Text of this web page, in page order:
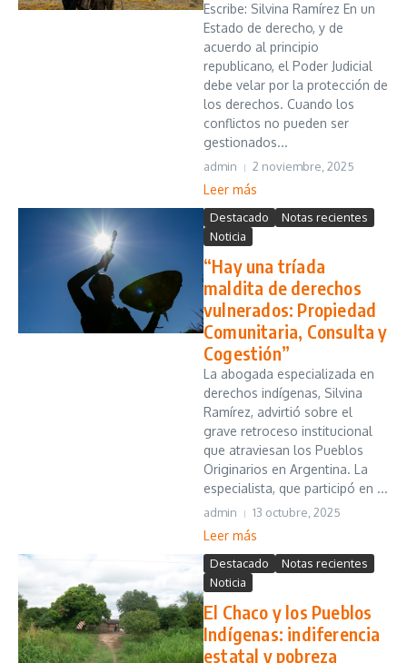
Escribe: Silvina Ramírez En un
Estado de derecho, y de
acuerdo al principio
republicano, el Poder Judicial
debe velar por la protección de
los derechos. Cuando los
conflictos no pueden ser
gestionados...
admin 2 noviembre, 2025
Leer más
Destacado
Notas recientes
Noticia
“Hay una tríada
maldita de derechos
vulnerados: Propiedad
Comunitaria, Consulta y
Cogestión”
La abogada especializada en
derechos indígenas, Silvina
Ramírez, advirtió sobre el
grave retroceso institucional
que atraviesan los Pueblos
Originarios en Argentina. La
especialista, que participó en ...
admin 13 octubre, 2025
Leer más
Destacado
Notas recientes
Noticia
El Chaco y los Pueblos
Indígenas: indiferencia
estatal y pobreza